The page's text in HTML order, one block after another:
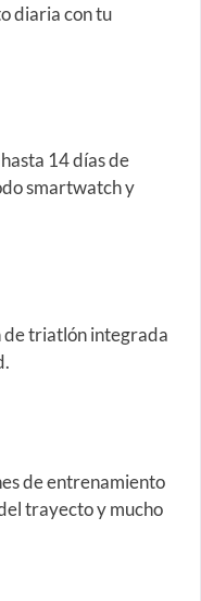
diaria con tu
14 días de
smartwatch y
de triatlón integrada
de entrenamiento
trayecto y mucho